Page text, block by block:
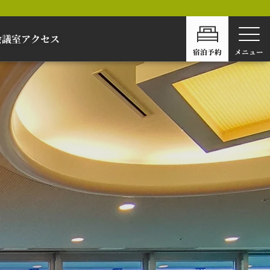
室アクセス
宿泊予約 メニュー